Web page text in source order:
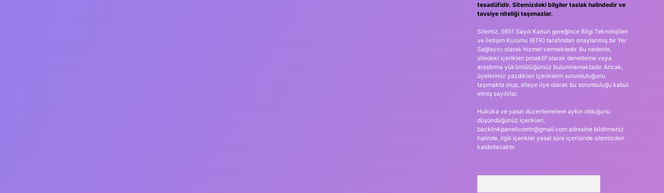
tesadüfidir. Sitemizdeki bilgiler taslak halindedir ve
tavsiye niteliği taşımazlar.
Sitemiz, 5651 Sayılı Kanun gereğince Bilgi Teknolojileri
ve İletişim Kurumu (BTK) tarafından onaylanmış bir Yer
Sağlayıcı olarak hizmet vermektedir. Bu nedenle,
sitedeki içerikleri proaktif olarak denetleme veya
araştırma yükümlülüğümüz bulunmamaktadır. Ancak,
üyelerimiz yazdıkları içeriklerin sorumluluğunu
taşımakta olup, siteye üye olarak bu sorumluluğu kabul
etmiş sayılırlar.
Hukuka ve yasal düzenlemelere aykırı olduğunu
düşündüğünüz içerikleri,
backlinkpanelicomtr@gmail.comadresine bildirmeniz
halinde, ilgili içerikler yasal süre içerisinde sitemizden
kaldırılacaktır.